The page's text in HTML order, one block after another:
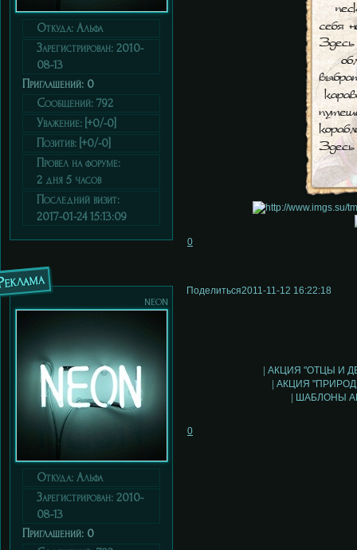
Откуда: Альфа
Зарегистрирован: 2010-
08-13
Приглашений: 0
Сообщений: 792
Уважение: [+0/-0]
Позитив: [+0/-0]
Провел на форуме:
2 дня 5 часов
Последний визит:
2017-01-24 15:13:09
0
Поделиться2011-11-12 16:22:18
neon
Откуда: Альфа
Зарегистрирован: 2010-
08-13
Приглашений: 0
АКЦИЯ "ОТЦЫ И
АКЦИЯ
ШАБЛОНЫ
0